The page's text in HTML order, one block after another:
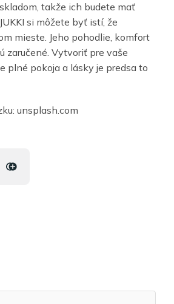
takže ich budete mať
si môžete byť istí, že
mieste. Jeho pohodlie, komfort
zaručené. Vytvoriť pre vaše
plné pokoja a lásky je predsa to
unsplash.com